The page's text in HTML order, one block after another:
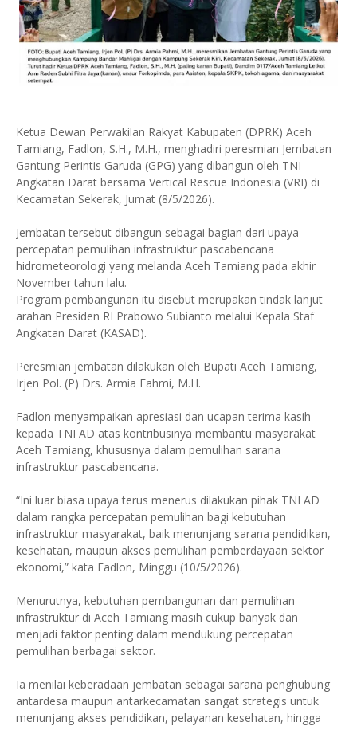
Ketua Dewan Perwakilan Rakyat Kabupaten (DPRK) Aceh
Tamiang, Fadlon, S.H., M.H., menghadiri peresmian Jembatan
Gantung Perintis Garuda (GPG) yang dibangun oleh TNI
Angkatan Darat bersama Vertical Rescue Indonesia (VRI) di
Kecamatan Sekerak, Jumat (8/5/2026).
Jembatan tersebut dibangun sebagai bagian dari upaya
percepatan pemulihan infrastruktur pascabencana
hidrometeorologi yang melanda Aceh Tamiang pada akhir
November tahun lalu.
Program pembangunan itu disebut merupakan tindak lanjut
arahan Presiden RI Prabowo Subianto melalui Kepala Staf
Angkatan Darat (KASAD).
Peresmian jembatan dilakukan oleh Bupati Aceh Tamiang,
Irjen Pol. (P) Drs. Armia Fahmi, M.H.
Fadlon menyampaikan apresiasi dan ucapan terima kasih
kepada TNI AD atas kontribusinya membantu masyarakat
Aceh Tamiang, khususnya dalam pemulihan sarana
infrastruktur pascabencana.
“Ini luar biasa upaya terus menerus dilakukan pihak TNI AD
dalam rangka percepatan pemulihan bagi kebutuhan
infrastruktur masyarakat, baik menunjang sarana pendidikan,
kesehatan, maupun akses pemulihan pemberdayaan sektor
ekonomi,” kata Fadlon, Minggu (10/5/2026).
Menurutnya, kebutuhan pembangunan dan pemulihan
infrastruktur di Aceh Tamiang masih cukup banyak dan
menjadi faktor penting dalam mendukung percepatan
pemulihan berbagai sektor.
Ia menilai keberadaan jembatan sebagai sarana penghubung
antardesa maupun antarkecamatan sangat strategis untuk
menunjang akses pendidikan, pelayanan kesehatan, hingga